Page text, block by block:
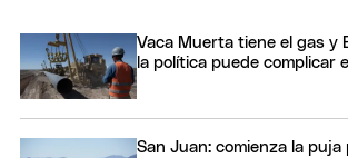
Vaca Muerta tiene el gas y
la política puede complicar
San Juan: comienza la puja